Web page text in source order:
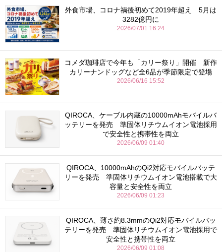
外食市場、コロナ禍後初めて2019年超え 5月は
3282億円に
2026/07/01 16:24
コメダ珈琲店で今年も「カリー祭り」開催 新作
カリーナンドッグなど全6品が季節限定で登場
2026/06/16 15:52
QIROCA、ケーブル内蔵の10000mAhモバイルバ
ッテリーを発売 準固体リチウムイオン電池採用
で安全性と携帯性を両立
2026/06/09 01:40
QIROCA、10000mAhのQi2対応モバイルバッテ
リーを発売 準固体リチウムイオン電池搭載で大
容量と安全性を両立
2026/06/09 01:23
QIROCA、薄さ約8.3mmのQi2対応モバイルバッ
テリーを発売 準固体リチウムイオン電池採用で
安全性と携帯性を両立
2026/06/09 01:08